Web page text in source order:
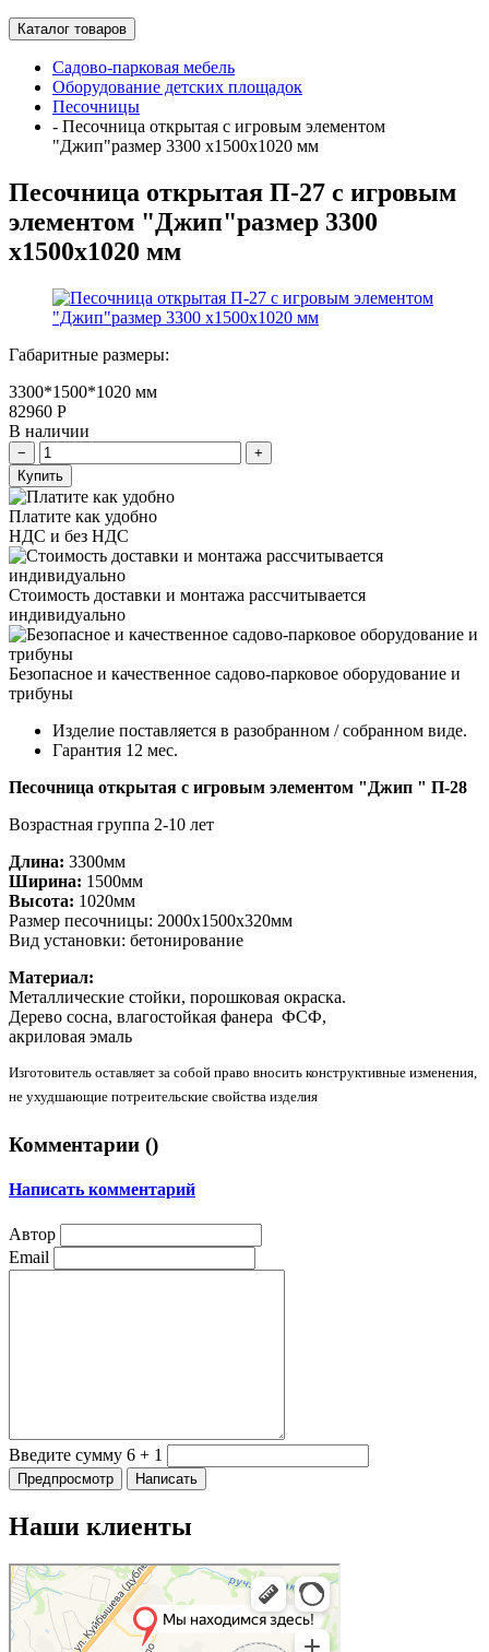
Каталог товаров
Садово-парковая мебель
Оборудование детских площадок
Песочницы
- Песочница открытая с игровым элементом
"Джип"размер 3300 х1500х1020 мм
Песочница открытая П-27 с игровым
элементом "Джип"размер 3300
х1500х1020 мм
Габаритные размеры:
3300*1500*1020 мм
82960 Р
В наличии
Купить
Платите как удобно
НДС и без НДС
Стоимость доставки и монтажа рассчитывается
индивидуально
Безопасное и качественное садово-парковое оборудование и
трибуны
Изделие поставляется в разобранном / собранном виде.
Гарантия 12 мес.
Песочница открытая с игровым элементом "Джип " П-28
Возрастная группа 2-10 лет
Длина: 3300мм
Ширина: 1500мм
Высота: 1020мм
Размер песочницы: 2000х1500х320мм
Вид установки: бетонирование
Материал:
Металлические стойки, порошковая окраска.
Дерево сосна, влагостойкая фанера ФСФ,
акриловая эмаль
Изготовитель оставляет за собой право вносить конструктивные изменения,
не ухудшающие потреительские свойства изделия
Комментарии ()
Написать комментарий
Автор
Email
Введите сумму 6 + 1
Наши клиенты